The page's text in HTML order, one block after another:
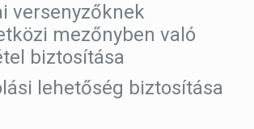
versenyzőknek
mezőnyben való
biztosítása
lehetőség biztosítása